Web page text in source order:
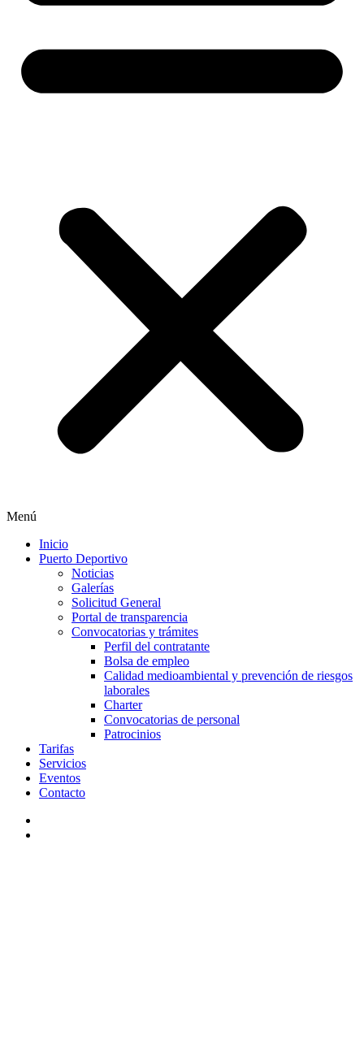
Menú
Inicio
Puerto Deportivo
Noticias
Galerías
Solicitud General
Portal de transparencia
Convocatorias y trámites
Perfil del contratante
Bolsa de empleo
Calidad medioambiental y prevención de riesgos
laborales
Charter
Convocatorias de personal
Patrocinios
Tarifas
Servicios
Eventos
Contacto